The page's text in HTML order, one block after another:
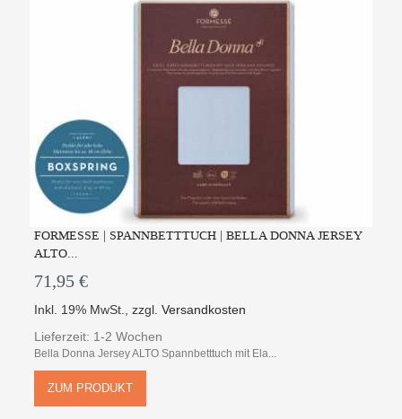
FORMESSE | SPANNBETTTUCH | BELLA DONNA JERSEY
ALTO...
71,95 €
Inkl. 19% MwSt. ,zzgl.Versandkosten
Lieferzeit: 1-2 Wochen
Bella Donna Jersey ALTO Spannbetttuch mit Ela...
ZUM PRODUKT